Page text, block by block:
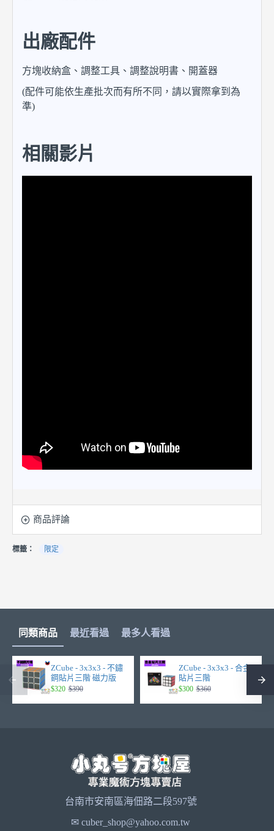
出廠配件
方塊收納盒、調整工具、調整說明書、開蓋器
(配件可能依生產批次而有所不同，請以實際拿到為
準)
相關影片
商品評論
標籤： 限定
同類商品 最近看過 最多人看過
ZCube - 3x3x3 - 不鏽
鋼貼片三階 磁力版
$320 $390
ZCube - 3x3x3 - 合金
貼片三階
$300 $360
台南市安南區海佃路二段597號
✉ cuber_shop@yahoo.com.tw